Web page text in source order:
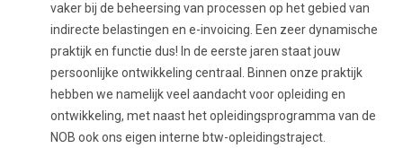
vaker bij de beheersing van processen op het gebied van
indirecte belastingen en e-invoicing. Een zeer dynamische
praktijk en functie dus! In de eerste jaren staat jouw
persoonlijke ontwikkeling centraal. Binnen onze praktijk
hebben we namelijk veel aandacht voor opleiding en
ontwikkeling, met naast het opleidingsprogramma van de
NOB ook ons eigen interne btw-opleidingstraject.